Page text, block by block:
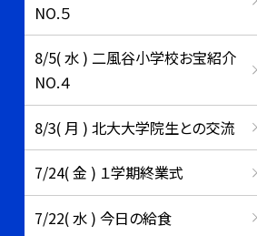
NO.５
8/5( 水 ) 二風谷小学校お宝紹介
NO.４
8/3( 月 ) 北大大学院生との交流
7/24( 金 ) １学期終業式
7/22( 水 ) 今日の給食